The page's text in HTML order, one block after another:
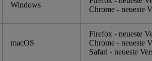
Windows
Chrome - neueste
macOS
Firefox - neueste
Chrome - neueste
Safari - neueste